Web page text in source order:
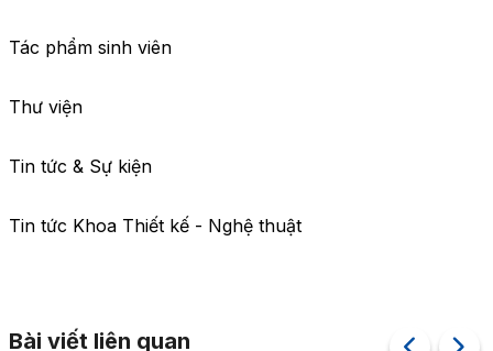
Tác phẩm sinh viên
Thư viện
Tin tức & Sự kiện
Tin tức Khoa Thiết kế - Nghệ thuật
Bài viết liên quan